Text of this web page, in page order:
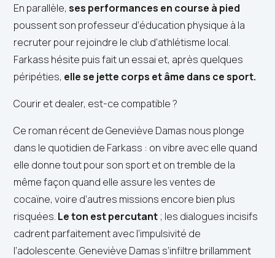
En parallèle,ses performances en course à pied
poussent son professeur d’éducation physique à la
recruter pour rejoindre le club d’athlétisme local.
Farkass hésite puis fait un essai et, après quelques
péripéties, elle se jette corps et âme dans ce sport.
Courir et dealer, est-ce compatible ?
Ce roman récent de Geneviève Damas nous plonge
dans le quotidien de Farkass : on vibre avec elle quand
elle donne tout pour son sport et on tremble de la
même façon quand elle assure les ventes de
cocaïne, voire d’autres missions encore bien plus
risquées. Le ton est percutant ; les dialogues incisifs
cadrent parfaitement avec l’impulsivité de
l’adolescente. Geneviève Damas s’infiltre brillamment